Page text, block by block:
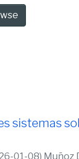
sistemas
01-08) Muñoz